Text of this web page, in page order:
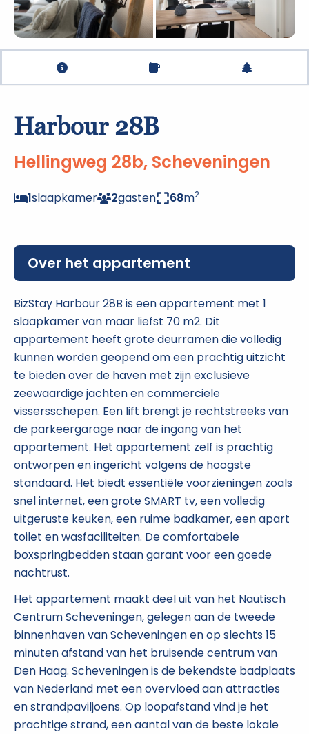
Harbour 28B
Hellingweg 28b, Scheveningen
1slaapkamer 2gasten 68m2
Over het appartement
BizStay Harbour 28B is een appartement met 1
slaapkamer van maar liefst 70 m2. Dit
appartement heeft grote deurramen die volledig
kunnen worden geopend om een prachtig uitzicht
te bieden over de haven met zijn exclusieve
zeewaardige jachten en commerciële
vissersschepen. Een lift brengt je rechtstreeks van
de parkeergarage naar de ingang van het
appartement. Het appartement zelf is prachtig
ontworpen en ingericht volgens de hoogste
standaard. Het biedt essentiële voorzieningen zoals
snel internet, een grote SMART tv, een volledig
uitgeruste keuken, een ruime badkamer, een apart
toilet en wasfaciliteiten. De comfortabele
boxspringbedden staan garant voor een goede
nachtrust.
Het appartement maakt deel uit van het Nautisch
Centrum Scheveningen, gelegen aan de tweede
binnenhaven van Scheveningen en op slechts 15
minuten afstand van het bruisende centrum van
Den Haag. Scheveningen is de bekendste badplaats
van Nederland met een overvloed aan attracties
en strandpaviljoens. Op loopafstand vind je het
prachtige strand, een aantal van de beste lokale